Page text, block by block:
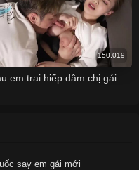
150,019
say em gái mới